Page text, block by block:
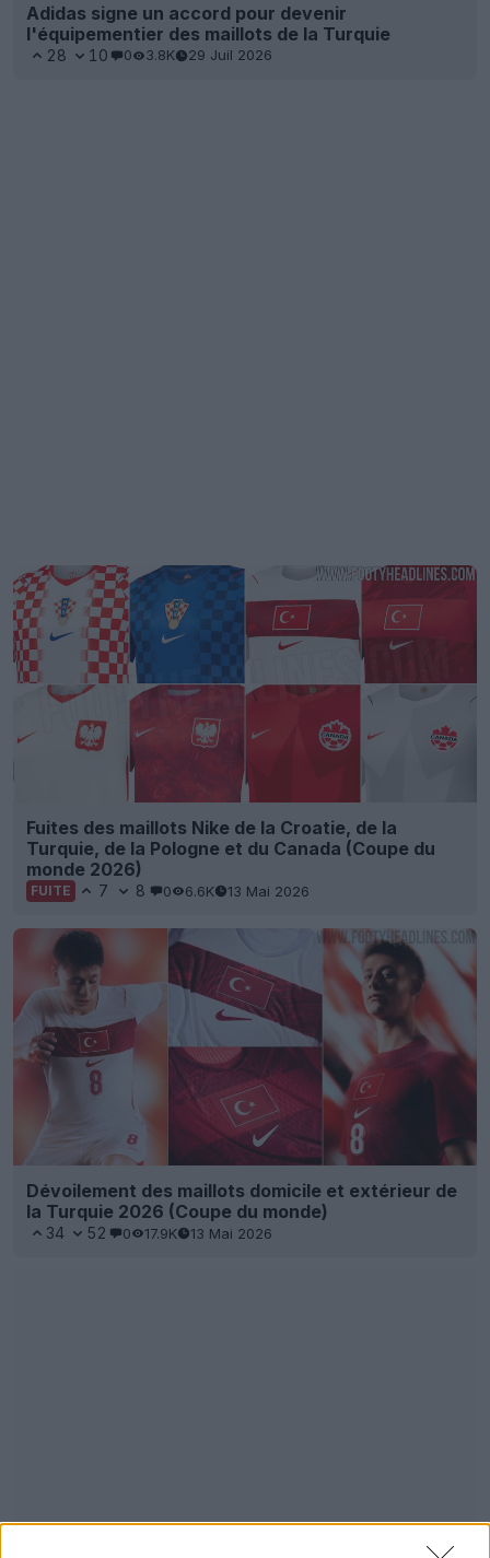
Adidas signe un accord pour devenir
l'équipementier des maillots de la Turquie
28 10 0 3.8K 29 Juil 2026
Fuites des maillots Nike de la Croatie, de la
Turquie, de la Pologne et du Canada (Coupe du
monde 2026)
FUITE 7 8 0 6.6K 13 Mai 2026
Dévoilement des maillots domicile et extérieur de
la Turquie 2026 (Coupe du monde)
34 52 0 17.9K 13 Mai 2026